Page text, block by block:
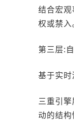
结合宏
权或禁入
第三层:
基于实
三重引
动的结构